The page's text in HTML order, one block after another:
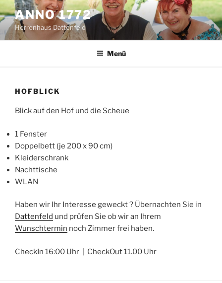
Zum
Inhalt
springen
ANNO 1772
Herrenhaus Dattenfeld
Menü
HOFBLICK
Blick auf den Hof und die Scheue
1 Fenster
Doppelbett (je 200 x 90 cm)
Kleiderschrank
Nachttische
WLAN
Haben wir Ihr Interesse geweckt ? Übernachten Sie in
Dattenfeld und prüfen Sie ob wir an Ihrem
Wunschtermin noch Zimmer frei haben.
CheckIn 16:00 Uhr | CheckOut 11.00 Uhr